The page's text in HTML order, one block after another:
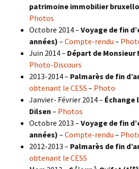
patrimoine immobilier
Photos
Octobre 2014 – Voyage de fin
années) – Compte-rendu –
Juin 2014 – Départ de Monsieur
Photo-Discours
2013-2014 – Palmarès de fin
obtenant le CESS – Photo
Janvier- Février 2014 – Échange
Dilsen – Photos
Octobre 2013 – Voyage de fin
années) – Compte-rendu –
2012-2013 – Palmarès de fin
obtenant le CESS
res